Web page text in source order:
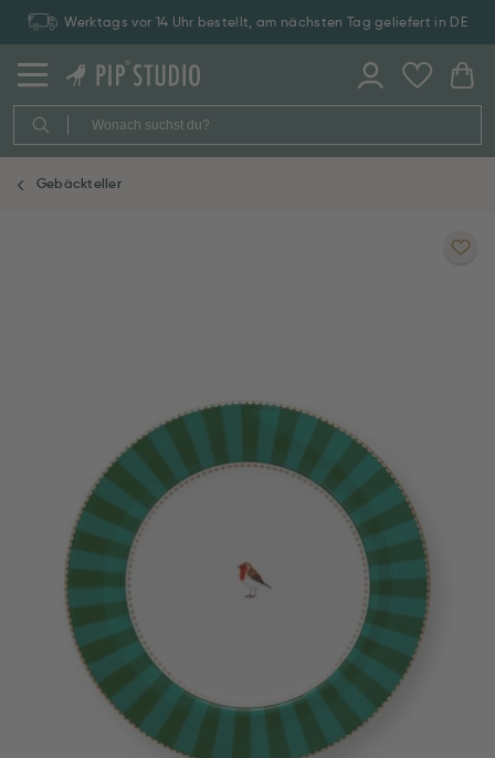
Werktags vor 14 Uhr bestellt, am nächsten Tag geliefert in DE
Gebäckteller